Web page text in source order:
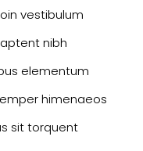
vestibulum
nibh
elementum
himenaeos
sit torquent